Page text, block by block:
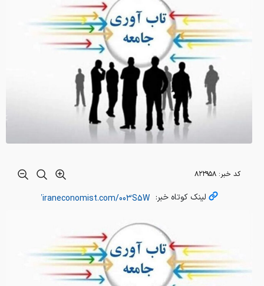
کد خبر: ۸۲۲۹۵۸
لینک کوتاه خبر: